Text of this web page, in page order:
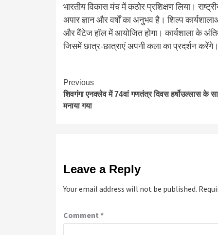
भारतीय विकास मंच में कठोर प्रशिक्षण लिया।
अपार ज्ञान और वर्षों का अनुभव है। शिल्प
और वैंटेज हॉल में आयोजित होगा। कार्यशाला के
जिसमें छात्र-छात्राएं अपनी कला का प्रदर्शन
Continue
Reading
Previous
शिवगंगा एनक्लेव में 74वां गणतंत्र दिवस हर्षोउल्लास के
मनाया गया
Leave a Reply
Your email address will not be published.
Comment *